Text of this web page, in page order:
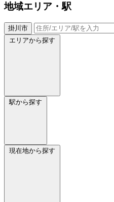
地域エリア・駅
掛川市
エリアから探す
駅から探す
現在地から探す